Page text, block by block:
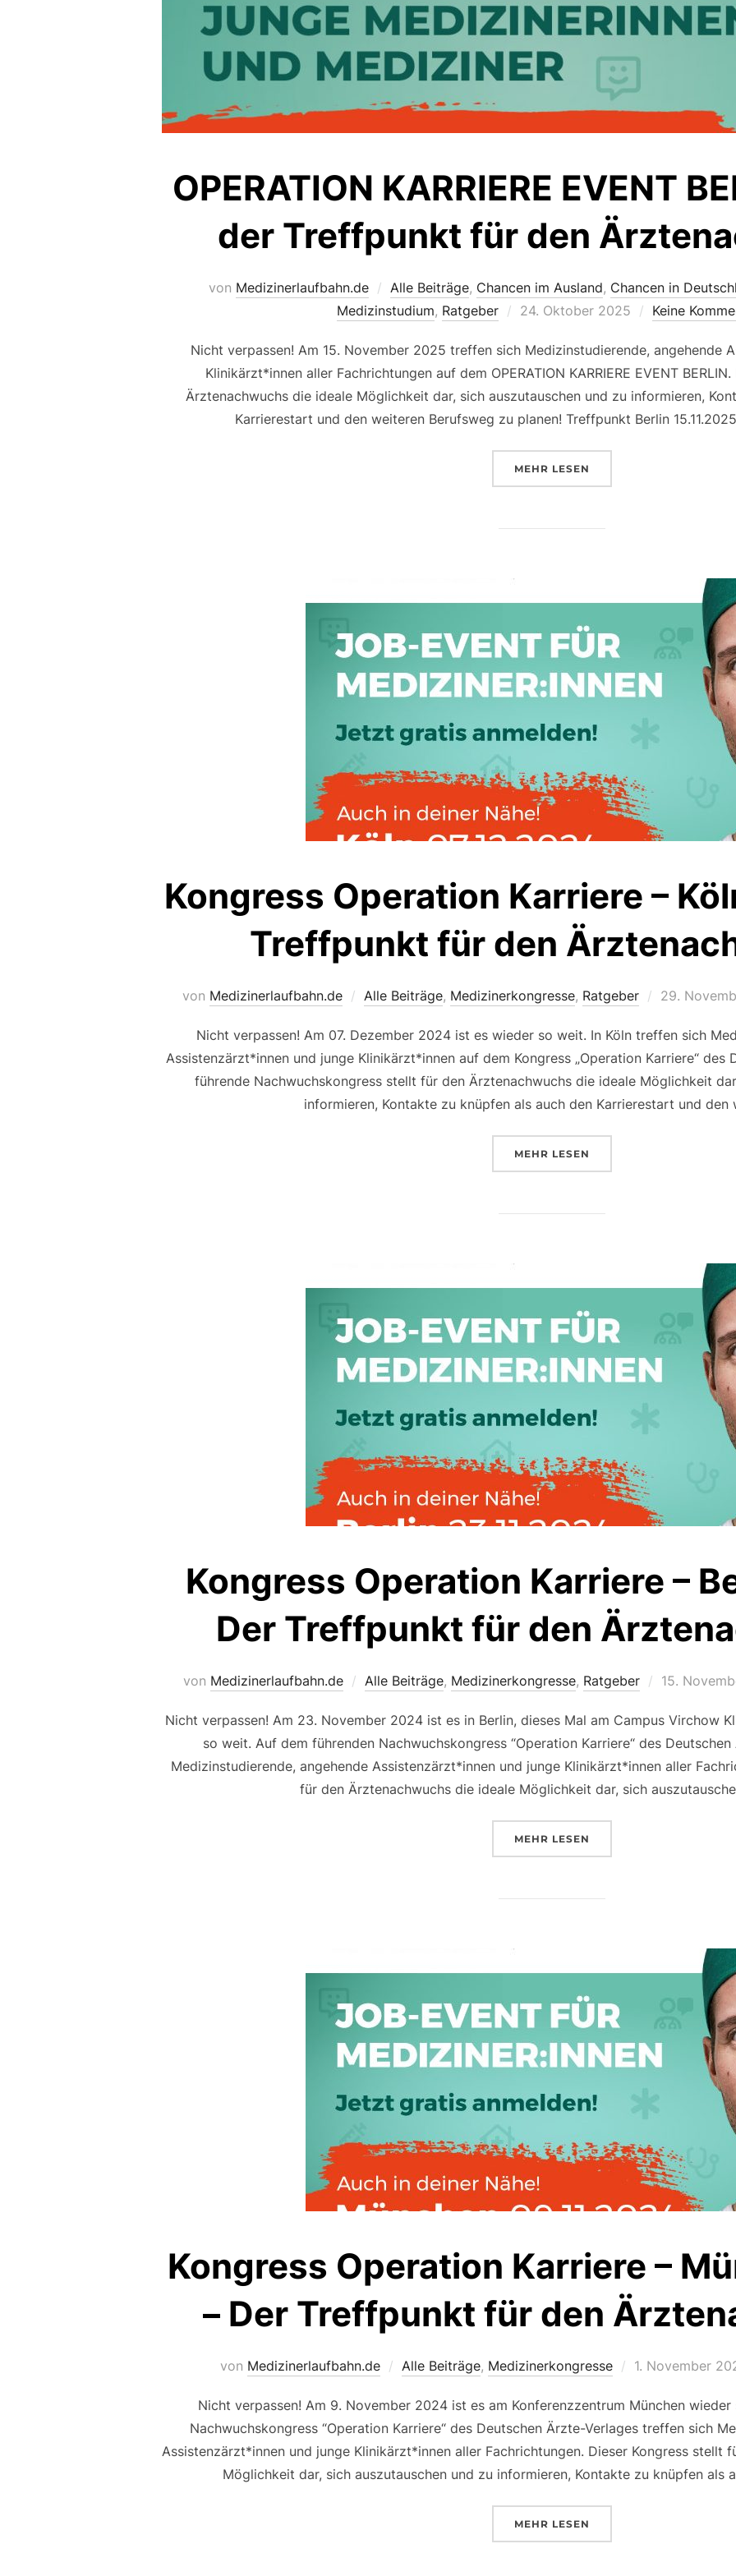
OPERATION KARRIERE EVENT
der Treffpunkt für den
von Medizinerlaufbahn.de Alle Beiträge, Chancen im Ausland, Chancen in
Medizinstudium, Ratgeber
Veröffentlicht
24. Oktober 2025 Keine
Nicht verpassen! Am 15. November 2025 treffen sich Medizinstudierende, angehende
Klinikärzt*innen aller Fachrichtungen auf dem OPERATION KARRIERE EVENT
Ärztenachwuchs die ideale Möglichkeit dar, sich auszutauschen und zu informieren,
Karrierestart und den weiteren Berufsweg zu planen! Treffpunkt Berlin
MEHR ÜBER „OPERATION KARRIERE
LESEN
Kongress Operation Karriere –
Treffpunkt für den
von Medizinerlaufbahn.de Alle Beiträge, Medizinerkongresse, Ratgeber 29.
Nicht verpassen! Am 07. Dezember 2024 ist es wieder so weit. In Köln treffen sich
Assistenzärzt*innen und junge Klinikärzt*innen auf dem Kongress „Operation Karriere“ des
führende Nachwuchskongress stellt für den Ärztenachwuchs die ideale Möglichkeit
informieren, Kontakte zu knüpfen als auch den Karrierestart und den
MEHR ÜBER „KONGRESS
LESEN
Kongress Operation Karriere –
Der Treffpunkt für den
von Medizinerlaufbahn.de Alle Beiträge, Medizinerkongresse, Ratgeber 15.
Nicht verpassen! Am 23. November 2024 ist es in Berlin, dieses Mal am Campus Virchow
so weit. Auf dem führenden Nachwuchskongress “Operation Karriere“ des
Medizinstudierende, angehende Assistenzärzt*innen und junge Klinikärzt*innen aller
für den Ärztenachwuchs die ideale Möglichkeit dar, sich
MEHR ÜBER „KONGRESS
LESEN
Kongress Operation Karriere –
– Der Treffpunkt für den
von Medizinerlaufbahn.de Alle Beiträge, Medizinerkongresse
Veröffentlicht
1. November
Nicht verpassen! Am 9. November 2024 ist es am Konferenzzentrum München
Nachwuchskongress “Operation Karriere“ des Deutschen Ärzte-Verlages treffen sich
Assistenzärzt*innen und junge Klinikärzt*innen aller Fachrichtungen. Dieser Kongress stellt
Möglichkeit dar, sich auszutauschen und zu informieren, Kontakte zu knüpfen als
MEHR ÜBER „KONGRESS
LESEN